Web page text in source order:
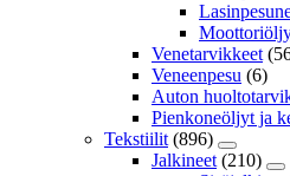
Venetarvikkeet
Veneenpesu (6)
Auton
Pienkoneöljyt ja
Tekstiilit (896)
Jalkineet (210)